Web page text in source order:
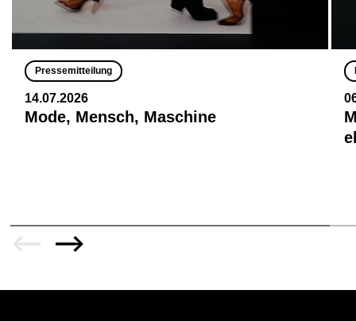
Pressemitteilung
14.07.2026
Mode, Mensch, Maschine